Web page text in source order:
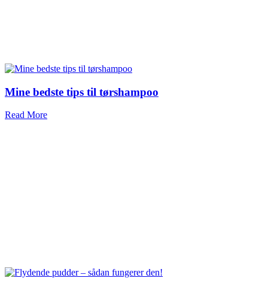
Mine bedste tips til tørshampoo
Read More